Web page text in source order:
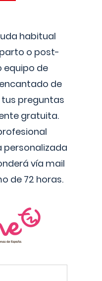
habitual
o post-
equipo de
de
tus preguntas
gratuita.
vía mail
de 72 horas.